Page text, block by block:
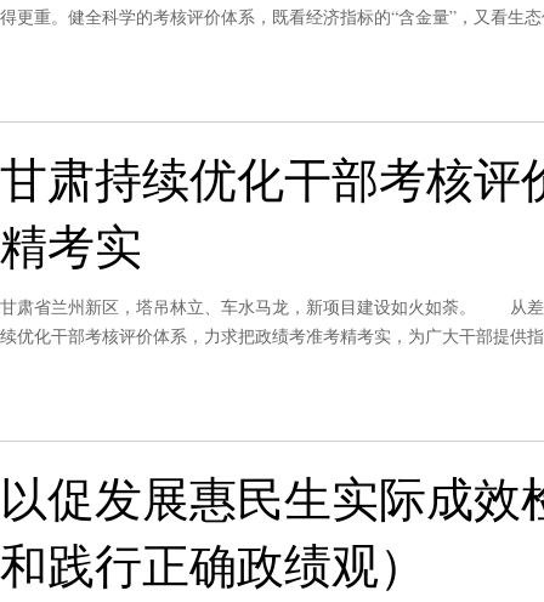
得更重。健全科学的考核评价体系，既看经济指标的“含金量”，又看生
甘肃持续优化干部考核
精考实
甘肃省兰州新区，塔吊林立、车水马龙，新项目建设如火如荼。 从
续优化干部考核评价体系，力求把政绩考准考精考实，为广大干部提供
以促发展惠民生实际成
和践行正确政绩观）